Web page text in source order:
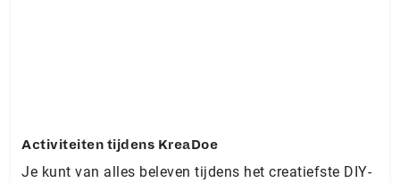
Activiteiten tijdens KreaDoe
Je kunt van alles beleven tijdens het creatiefste DIY-